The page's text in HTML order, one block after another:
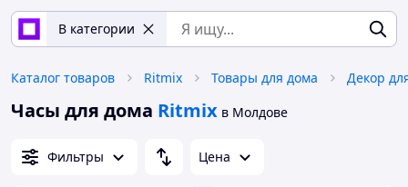
В категории
Каталог товаров Ritmix Товары для дома Декор
Часы для дома Ritmix в Молдове
Фильтры Цена